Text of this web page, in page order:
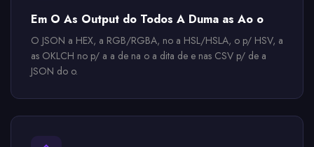
Em O As Output do Todos A Duma as Ao o
O JSON a HEX, a RGB/RGBA, no a HSL/HSLA, o p/ HSV, a
as OKLCH no p/ a a de na o a dita de e nas CSV p/ de a
JSON do o.